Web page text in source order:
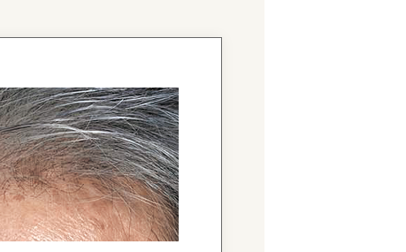
止剤配合」（特許第7123291号）
CYBER Xの増毛
「ピンポイントライズ」
詳しくはこちら